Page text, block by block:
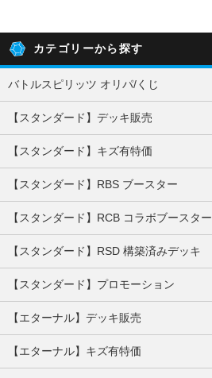
カテゴリーから探す
バトルスピリッツ オリパ/くじ
【スタンダード】デッキ販売
【スタンダード】キズ有特価
【スタンダード】RBS ブースター
【スタンダード】RCB コラボブースター
【スタンダード】RSD 構築済みデッキ
【スタンダード】プロモーション
【エターナル】デッキ販売
【エターナル】キズ有特価